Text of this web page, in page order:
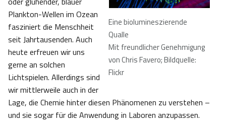
Eine biolumineszierende
Qualle
Mit freundlicher Genehmigung
von Chris Favero; Bildquelle:
Flickr
Plankton-Wellen im Ozean
fasziniert die Menschheit
seit Jahrtausenden. Auch
heute erfreuen wir uns
gerne an solchen
Lichtspielen. Allerdings sind
wir mittlerweile auch in der
Lage, die Chemie hinter diesen Phänomenen zu verstehen –
und sie sogar für die Anwendung in Laboren anzupassen.